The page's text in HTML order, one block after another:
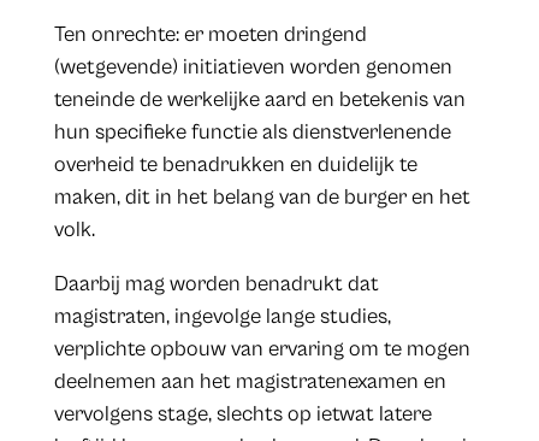
Ten onrechte: er moeten dringend
(wetgevende) initiatieven worden genomen
teneinde de werkelijke aard en betekenis van
hun specifieke functie als dienstverlenende
overheid te benadrukken en duidelijk te
maken, dit in het belang van de burger en het
volk.
Daarbij mag worden benadrukt dat
magistraten, ingevolge lange studies,
verplichte opbouw van ervaring om te mogen
deelnemen aan het magistratenexamen en
vervolgens stage, slechts op ietwat latere